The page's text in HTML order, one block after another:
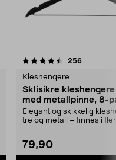
256
Kleshengere
Sklisikre
med metallpinne, 8-
Elegant og skikkelig
tre og metall – finnes i
79,90
4.5av 5 stjerner